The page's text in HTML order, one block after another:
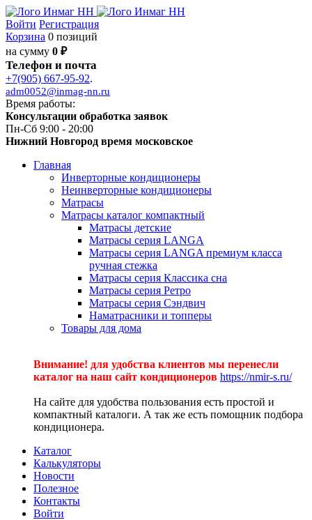
Войти Регистрация
Корзина 0 позиций
на сумму 0 ₽
Телефон и почта
+7(905) 667-95-92.
adm0052@inmag-nn.ru
Время работы:
Консультации обработка заявок
Пн-Сб 9:00 - 20:00
Нижний Новгород время московское
Главная
Инверторные кондиционеры
Неинверторные кондиционеры
Матрасы
Матрасы каталог компактный
Матрасы детские
Матрасы серия LANGA
Матрасы серия LANGA премиум класса
ручная стежка
Матрасы серия Классика сна
Матрасы серия Ретро
Матрасы серия Сэндвич
Наматрасники и топперы
Товары для дома
Внимание! для удобства клиентов мы перенесли
каталог на наш сайт кондиционеров https://nmir-s.ru/
На сайте для удобства пользования есть простой и
компактный каталоги. А так же есть помощник подбора
кондиционера.
Каталог
Калькуляторы
Новости
Полезное
Контакты
Войти